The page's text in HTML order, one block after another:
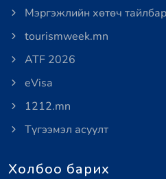
Мэргэжлийн хөтөч
tourismweek.mn
ATF 2026
eVisa
1212.mn
Түгээмэл асуулт
Холбоо барих